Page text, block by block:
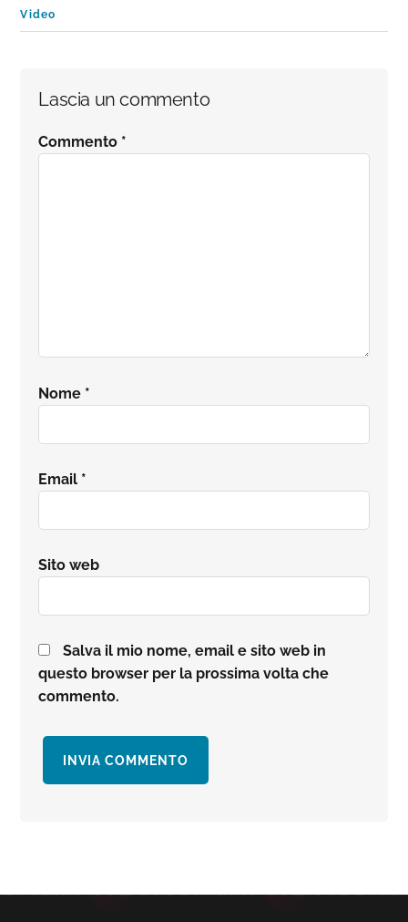
Video
Interazioni
del
Lascia un commento
Commento *
Nome *
Email *
Sito web
Salva il mio nome, email e sito web in
questo browser per la prossima volta che
commento.